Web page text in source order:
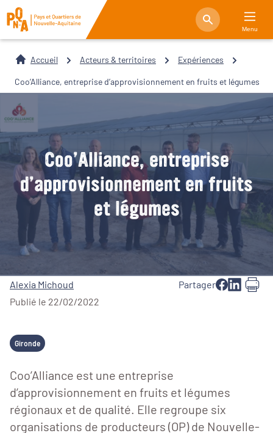
Menu
Accueil Acteurs & territoires Expériences
Coo’Alliance, entreprise d’approvisionnement en fruits et légumes
Coo’Alliance, entreprise
d’approvisionnement en fruits
et légumes
Alexia Michoud
Publié le 22/02/2022
Partager
Gironde
Coo’Alliance est une entreprise
d’approvisionnement en fruits et légumes
régionaux et de qualité. Elle regroupe six
organisations de producteurs (OP) de Nouvelle-